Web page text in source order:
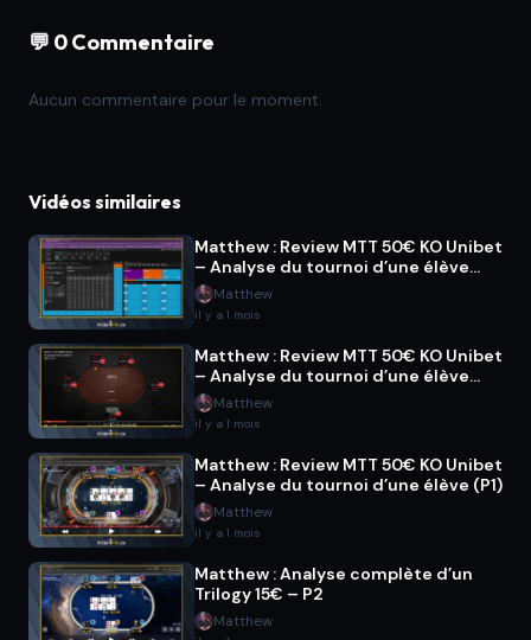
💬 0 Commentaire
Aucun commentaire pour le moment.
Vidéos similaires
Matthew : Review MTT 50€ KO Unibet
– Analyse du tournoi d’une élève
(P3)Matthew
il y a 1 mois
Matthew : Review MTT 50€ KO Unibet
– Analyse du tournoi d’une élève
(P2)Matthew
il y a 1 mois
Matthew : Review MTT 50€ KO Unibet
– Analyse du tournoi d’une élève (P1)
Matthew
il y a 1 mois
Matthew : Analyse complète d’un
Trilogy 15€ – P2
Matthew